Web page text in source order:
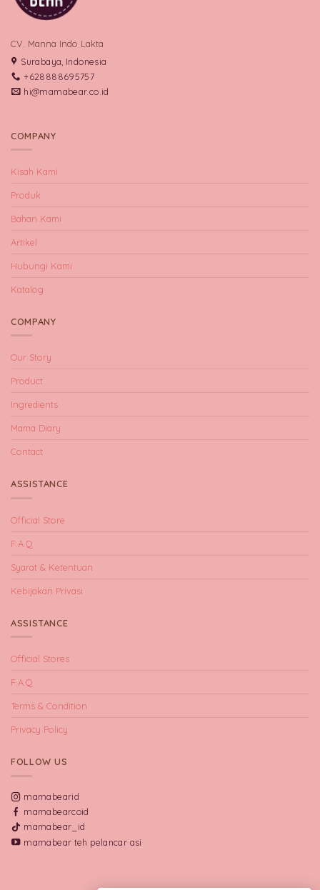
CV. Manna Indo Lakta
Surabaya, Indonesia
+628888695757
hi@mamabear.co.id
COMPANY
Kisah Kami
Produk
Bahan Kami
Artikel
Hubungi Kami
Katalog
COMPANY
Our Story
Product
Ingredients
Mama Diary
Contact
ASSISTANCE
Official Store
F.A.Q
Syarat & Ketentuan
Kebijakan Privasi
ASSISTANCE
Official Stores
F.A.Q
Terms & Condition
Privacy Policy
FOLLOW US
mamabearid
mamabearcoid
mamabear_id
mamabear teh pelancar asi